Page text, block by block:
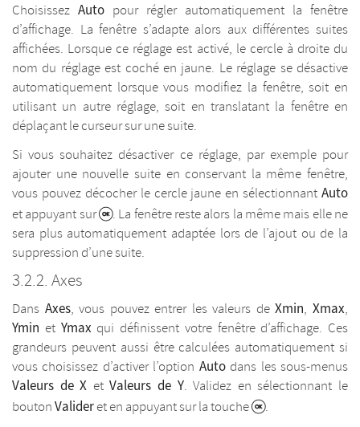
Choisissez Auto pour régler automatiquement la fenêtre
d’affichage. La fenêtre s’adapte alors aux différentes suites
affichées. Lorsque ce réglage est activé, le cercle à droite du
nom du réglage est coché en jaune. Le réglage se désactive
automatiquement lorsque vous modifiez la fenêtre, soit en
utilisant un autre réglage, soit en translatant la fenêtre en
déplaçant le curseur sur une suite.
Si vous souhaitez désactiver ce réglage, par exemple pour
ajouter une nouvelle suite en conservant la même fenêtre,
vous pouvez décocher le cercle jaune en sélectionnant Auto
et appuyant sur
. La fenêtre reste alors la même mais elle ne
sera plus automatiquement adaptée lors de l’ajout ou de la
suppression d’une suite.
Axes
Dans Axes, vous pouvez entrer les valeurs deXmin,Xmax,
Ymin et Ymax qui définissent votre fenêtre d’affichage. Ces
grandeurs peuvent aussi être calculées automatiquement si
vous choisissez d’activer l’option Autodans les sous-menus
Valeurs de X etValeurs de Y. Validez en sélectionnant le
boutonValideret en appuyant sur la touche
.